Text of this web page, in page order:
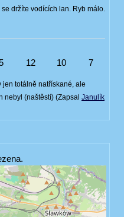
držíte vodících lan. Ryb málo.
12 10 7
totálně natřískané, ale
nebyl (naštěstí) (Zapsal Janulík